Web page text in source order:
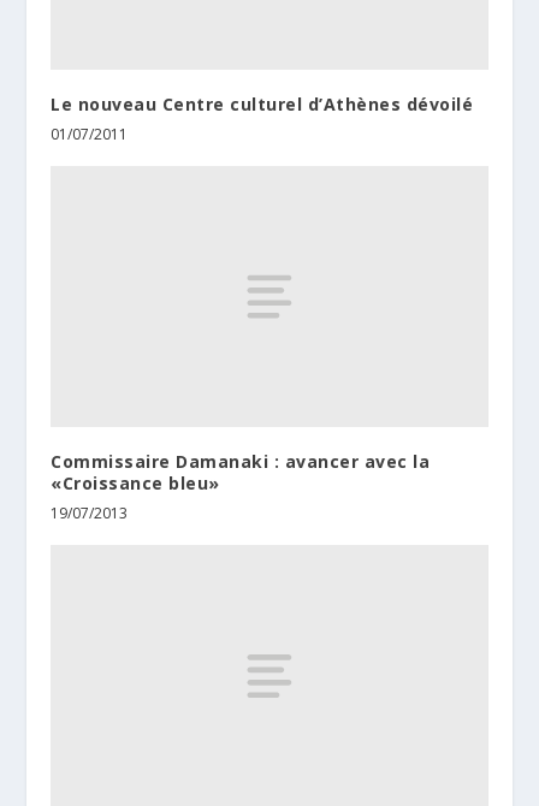
Le nouveau Centre culturel d’Athènes dévoilé
01/07/2011
Commissaire Damanaki : avancer avec la
«Croissance bleu»
19/07/2013